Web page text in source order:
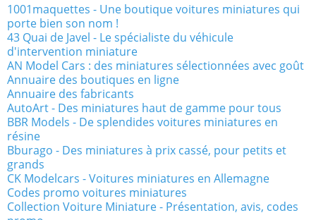
1001maquettes - Une boutique voitures miniatures qui
porte bien son nom !
43 Quai de Javel - Le spécialiste du véhicule
d'intervention miniature
AN Model Cars : des miniatures sélectionnées avec goût
Annuaire des boutiques en ligne
Annuaire des fabricants
AutoArt - Des miniatures haut de gamme pour tous
BBR Models - De splendides voitures miniatures en
résine
Bburago - Des miniatures à prix cassé, pour petits et
grands
CK Modelcars - Voitures miniatures en Allemagne
Codes promo voitures miniatures
Collection Voiture Miniature - Présentation, avis, codes